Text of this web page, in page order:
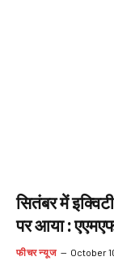
सितंबर में
पर आया :
फीचर न्यूज October